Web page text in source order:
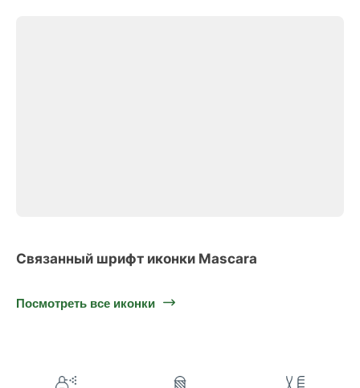
Связанный шрифт иконки Mascara
Посмотреть все иконки